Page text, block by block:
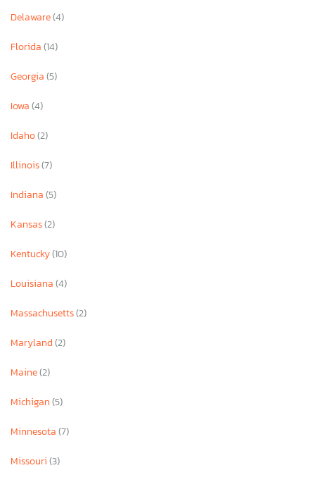
Delaware(4)
Florida(14)
Georgia(5)
Iowa(4)
Idaho(2)
Illinois(7)
Indiana(5)
Kansas(2)
Kentucky(10)
Louisiana(4)
Massachusetts(2)
Maryland(2)
Maine(2)
Michigan(5)
Minnesota(7)
Missouri(3)